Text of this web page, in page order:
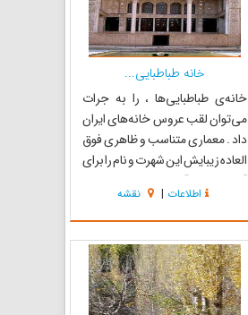
خانه طباطبایی‌...
خانه‌ی طباطبایی‌ها ، را به جرات
می‌توان لقب عروس خانه‌های ایران
داد . معماری متناسب و ظاهری فوق
العاده زیبایش این شهرت و نام را برای
آن به همراه آورده است. معمار این
خانه مشخص نیست و در سنه‌ی
۱۲۵۰ ساخت آن آغاز شده است و
تمامی این خانه‌ی باشکوه در طول
مدت ۱۰ سال ساخته شده است .این
بنا د...
اطلاعات | نقشه